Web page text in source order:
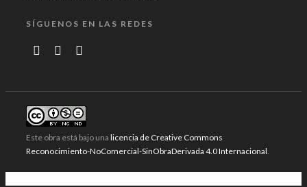
SÍGUENOS EN LAS REDES
Este obra está bajo una licencia de Creative Commons
Reconocimiento-NoComercial-SinObraDerivada 4.0 Internacional.